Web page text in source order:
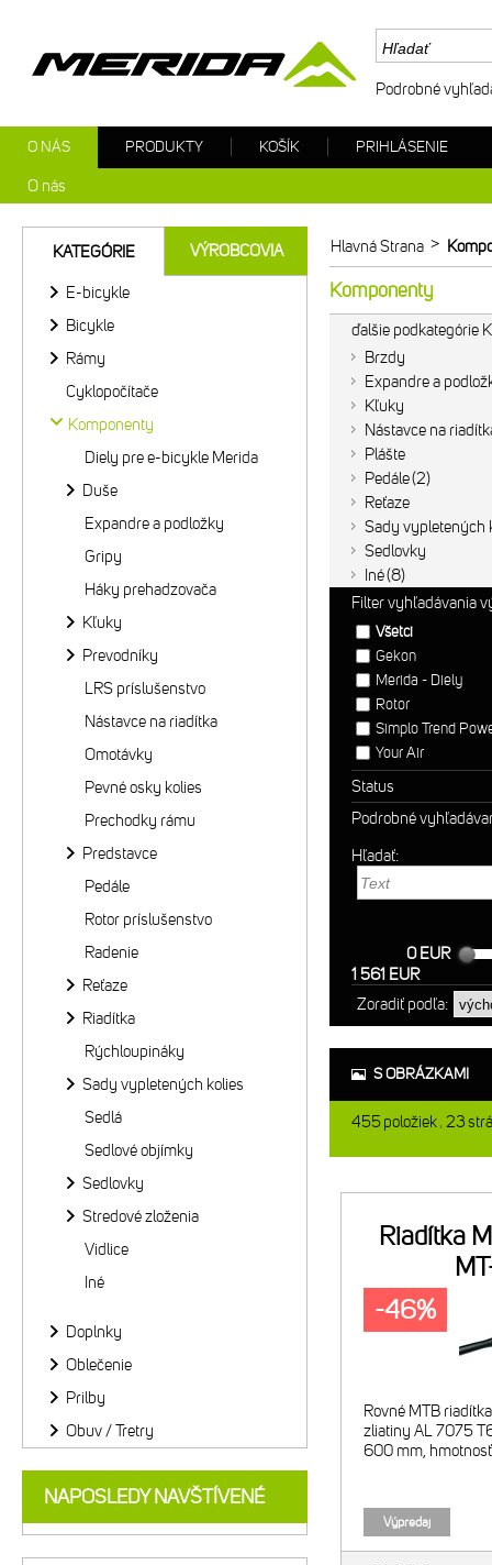
Hlavná Strana >
Komponenty
ďalšie podkategórie
Brzdy
Expandre a
Kľuky
Nástavce na
Plášte
Pedále 2
Reťaze
Sady vypletených
Sedlovky
Iné 8
Filter vyhľadávania
Všetci
Gekon
Merida - Diely
Rotor
Simplo Trend
Your Air
Status
Podrobné
Hľadať:
0 EUR
1 561 EUR
Zoradiť podľa:
S OBRÁZKAMI
455položiek 23
Riadítka
Rovné MTB
zliatiny AL 7075
600 mm, hmotnosť
Výpredaj
-46%
KATEGÓRIE VÝROBCOVIA
E-bicykle
Bicykle
Rámy
Cyklopočítače
Komponenty
Diely pre e-bicykle Merida
Duše
Expandre a podložky
Gripy
Háky prehadzovača
Kľuky
Prevodníky
LRS príslušenstvo
Nástavce na riadítka
Omotávky
Pevné osky kolies
Prechodky rámu
Predstavce
Pedále
Rotor príslušenstvo
Radenie
Reťaze
Riadítka
Rýchloupináky
Sady vypletených kolies
Sedlá
Sedlové objímky
Sedlovky
Stredové zloženia
Vidlice
Iné
Doplnky
Oblečenie
Prilby
Obuv / Tretry
NAPOSLEDY NAVŠTÍVENÉ
Podrobné
O NÁS
O nás
PRODUKTY KOŠÍK PRIHLÁSENIE